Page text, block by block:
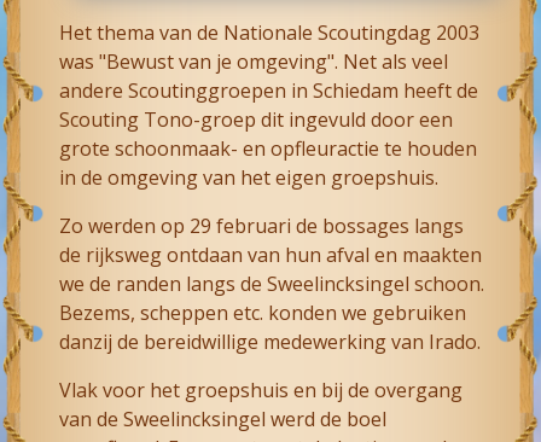
Het thema van de Nationale Scoutingdag 2003
was "Bewust van je omgeving". Net als veel
andere Scoutinggroepen in Schiedam heeft de
Scouting Tono-groep dit ingevuld door een
grote schoonmaak- en opfleuractie te houden
in de omgeving van het eigen groepshuis.
Zo werden op 29 februari de bossages langs
de rijksweg ontdaan van hun afval en maakten
we de randen langs de Sweelincksingel schoon.
Bezems, scheppen etc. konden we gebruiken
danzij de bereidwillige medewerking van Irado.
Vlak voor het groepshuis en bij de overgang
van de Sweelincksingel werd de boel